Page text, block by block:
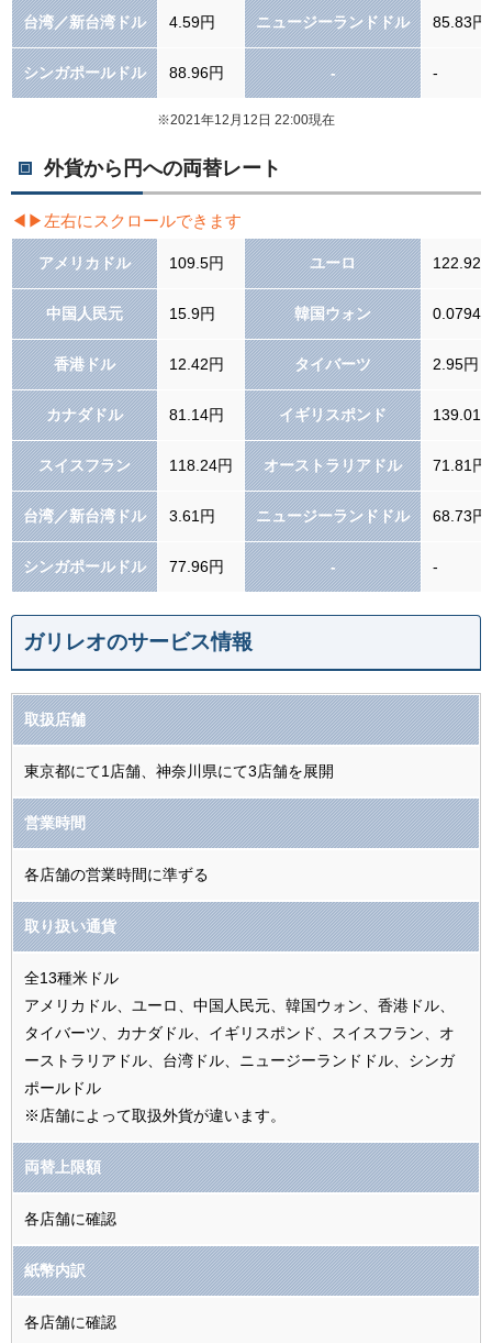
台湾／新台湾ドル 4.59円 ニュージーランドドル 85.83円
シンガポールドル 88.96円 - -
※2021年12月12日 22:00現在
外貨から円への両替レート
アメリカドル 109.5円 ユーロ 122.92
中国人民元 15.9円 韓国ウォン 0.0794
香港ドル 12.42円 タイバーツ 2.95円
カナダドル 81.14円 イギリスポンド 139.01
スイスフラン 118.24円 オーストラリアドル 71.81円
台湾／新台湾ドル 3.61円 ニュージーランドドル 68.73円
シンガポールドル 77.96円 - -
ガリレオのサービス情報
取扱店舗
東京都にて1店舗、神奈川県にて3店舗を展開
営業時間
各店舗の営業時間に準ずる
取り扱い通貨
全13種米ドル
アメリカドル、ユーロ、中国人民元、韓国ウォン、香港ドル、
タイバーツ、カナダドル、イギリスポンド、スイスフラン、オ
ーストラリアドル、台湾ドル、ニュージーランドドル、シンガ
ポールドル
※店舗によって取扱外貨が違います。
両替上限額
各店舗に確認
紙幣内訳
各店舗に確認